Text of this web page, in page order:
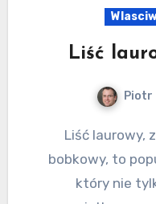
Liść
Piotr
Liść laurowy, znany również jako liść
bobkowy, to
który nie